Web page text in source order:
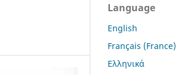
Language
English
Français (France)
Ελληνικά